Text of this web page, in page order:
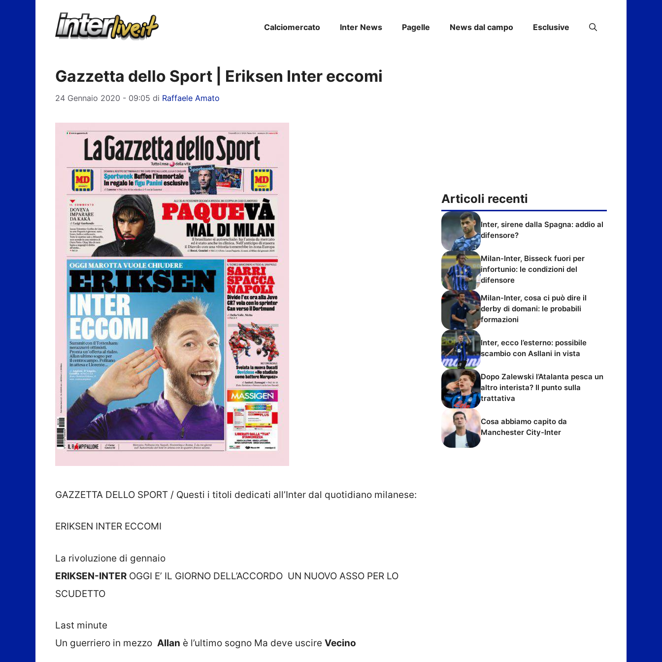
Calciomercato Inter News Pagelle News dal campo Esclusive
Gazzetta dello Sport | Eriksen Inter eccomi
24 Gennaio 2020 - 09:05 di Raffaele Amato
GAZZETTA DELLO SPORT / Questi i titoli dedicati all’Inter dal quotidiano milanese:
ERIKSEN INTER ECCOMI
La rivoluzione di gennaio
ERIKSEN-INTER OGGI E’ IL GIORNO DELL’ACCORDO UN NUOVO ASSO PER LO
SCUDETTO
Last minute
Un guerriero in mezzo Allan è l’ultimo sogno Ma deve uscire Vecino
Articoli recenti
Inter, sirene dalla Spagna: addio al
difensore?
Milan-Inter, Bisseck fuori per
infortunio: le condizioni del
difensore
Milan-Inter, cosa ci può dire il
derby di domani: le probabili
formazioni
Inter, ecco l’esterno: possibile
scambio con Asllani in vista
Dopo Zalewski l’Atalanta pesca un
altro interista? Il punto sulla
trattativa
Cosa abbiamo capito da
Manchester City-Inter